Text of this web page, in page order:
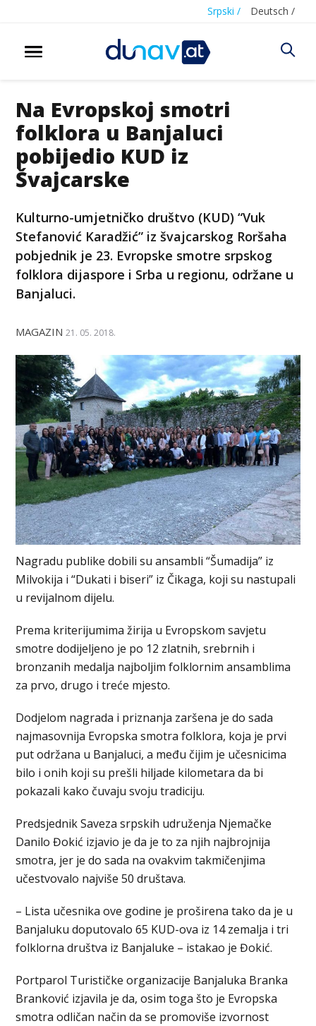
Srpski / Deutsch /
Na Evropskoj smotri
folklora u Banjaluci
pobijedio KUD iz
Švajcarske
Kulturno-umjetničko društvo (KUD) “Vuk
Stefanović Karadžić” iz švajcarskog Roršaha
pobjednik je 23. Evropske smotre srpskog
folklora dijaspore i Srba u regionu, održane u
Banjaluci.
MAGAZIN 21. 05. 2018.
Nagradu publike dobili su ansambli “Šumadija” iz
Milvokija i “Dukati i biseri” iz Čikaga, koji su nastupali
u revijalnom dijelu.
Prema kriterijumima žirija u Evropskom savjetu
smotre dodijeljeno je po 12 zlatnih, srebrnih i
bronzanih medalja najboljim folklornim ansamblima
za prvo, drugo i treće mjesto.
Dodjelom nagrada i priznanja zaršena je do sada
najmasovnija Evropska smotra folklora, koja je prvi
put održana u Banjaluci, a među čijim je učesnicima
bilo i onih koji su prešli hiljade kilometara da bi
pokazali kako čuvaju svoju tradiciju.
Predsjednik Saveza srpskih udruženja Njemačke
Danilo Đokić izjavio je da je to za njih najbrojnija
smotra, jer je do sada na ovakvim takmičenjima
učestvovalo najviše 50 društava.
– Lista učesnika ove godine je proširena tako da je u
Banjaluku doputovalo 65 KUD-ova iz 14 zemalja i tri
folklorna društva iz Banjaluke – istakao je Đokić.
Portparol Turističke organizacije Banjaluka Branka
Branković izjavila je da, osim toga što je Evropska
smotra odličan način da se promoviše izvornost